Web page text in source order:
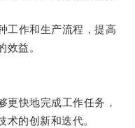
作和生产流程，提高
效益。
快地完成工作任务，
的创新和迭代。